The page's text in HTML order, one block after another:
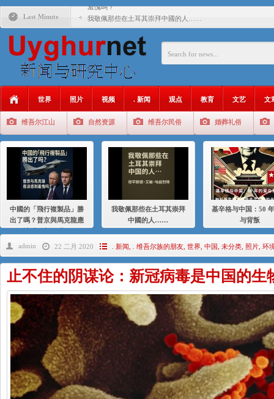
Last Minute
羞愧嗎？
我敬佩那些在土耳其崇拜中國的人……
基辛格与中国：50 年的爱与背叛
年的百年關係
大一统情结使魏京生失去理智 / 伊利夏提
伊利夏提：在自责与内疚中的挣扎
伊利夏提：消失在集中营的红衣女孩
伊利夏提：维吾尔种族灭绝
世界 照片 视频 . 新闻 观点 教育 文艺 文
维吾尔江山 自然资源 维吾尔民俗 婚葬礼俗
中國的「飛行複製品」勝
出了嗎？普京與馬克龍應
我敬佩那些在土耳其崇拜
中國的人……
基辛格与中国：50
与背叛
admin 22 二月 2020 . 新闻 . 维吾尔族的朋友 世界 中国 未分类 照片 环
止不住的阴谋论：新冠病毒是中国的生